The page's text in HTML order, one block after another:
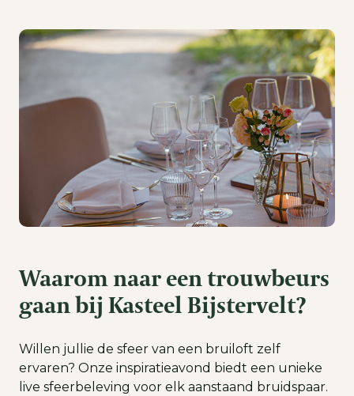
Waarom naar een trouwbeurs
gaan bij Kasteel Bijstervelt?
Willen jullie de sfeer van een bruiloft zelf
ervaren? Onze inspiratieavond biedt een unieke
live sfeerbeleving voor elk aanstaand bruidspaar.